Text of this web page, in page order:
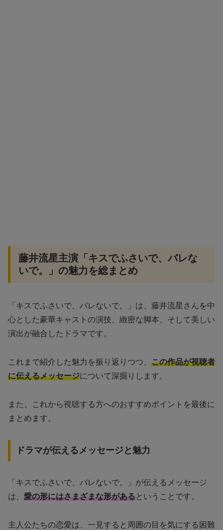
藤井流星主演「キスでふさいで、バレな
いで。」の魅力を総まとめ
「キスでふさいで、バレないで。」は、藤井流星さんを中
心とした豪華キャストの演技、緻密な脚本、そして美しい
演出が融合したドラマです。
これまで紹介した魅力を振り返りつつ、 この作品が視聴者
に伝えるメッセージについて深掘りします。
また、これから視聴する方へのおすすめポイントを最後に
まとめます。
ドラマが伝えるメッセージと魅力
「キスでふさいで、バレないで。」が伝えるメッセージ
は、 愛の形にはさまざまな形があるということです。
主人公たちの恋愛は、一見すると周囲の目を気にする困難